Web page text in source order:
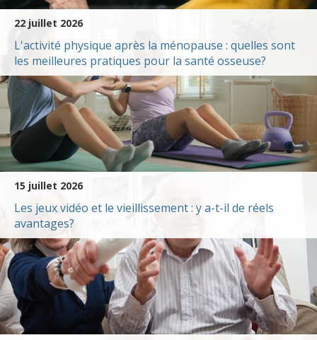
22 juillet 2026
L'activité physique après la ménopause : quelles sont
les meilleures pratiques pour la santé osseuse?
15 juillet 2026
Les jeux vidéo et le vieillissement : y a-t-il de réels
avantages?